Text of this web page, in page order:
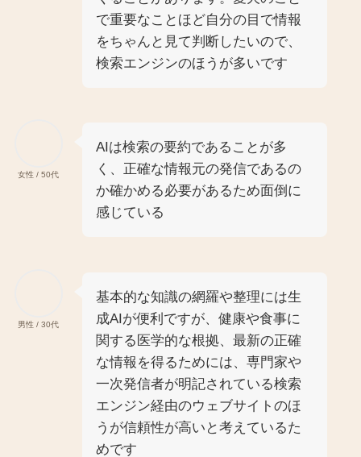
で重要なことほど自分の目で情報
をちゃんと見て判断したいので、
検索エンジンのほうが多いです
女性 / 50代
AIは検索の要約であることが多
く、正確な情報元の発信であるの
か確かめる必要があるため面倒に
感じている
男性 / 30代
基本的な知識の網羅や整理には生
成AIが便利ですが、健康や食事に
関する医学的な根拠、最新の正確
な情報を得るためには、専門家や
一次発信者が明記されている検索
エンジン経由のウェブサイトのほ
うが信頼性が高いと考えているた
めです